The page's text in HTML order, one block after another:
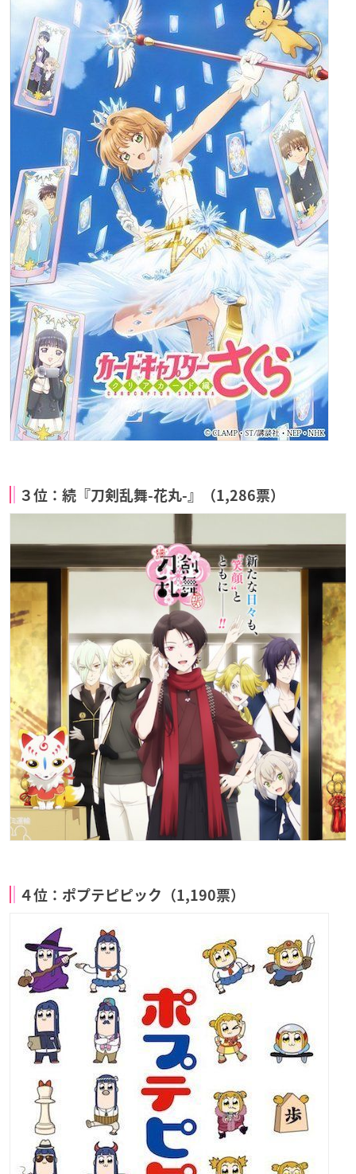
３位：続『刀剣乱舞-花丸-』（1,286票）
４位：ポプテピピック（1,190票）